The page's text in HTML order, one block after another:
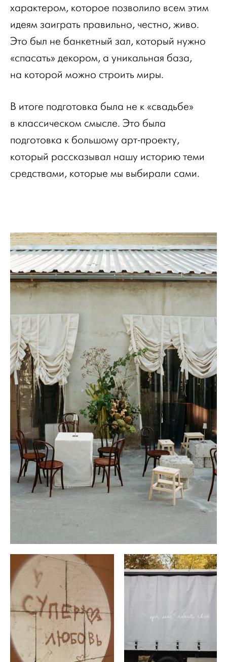
характером, которое позволило всем этим
идеям заиграть правильно, честно, живо.
Это был не банкетный зал, который нужно
«спасать» декором, а уникальная база,
на которой можно строить миры.
В итоге подготовка была не к «свадьбе»
в классическом смысле. Это была
подготовка к большому арт-проекту,
который рассказывал нашу историю теми
средствами, которые мы выбирали сами.